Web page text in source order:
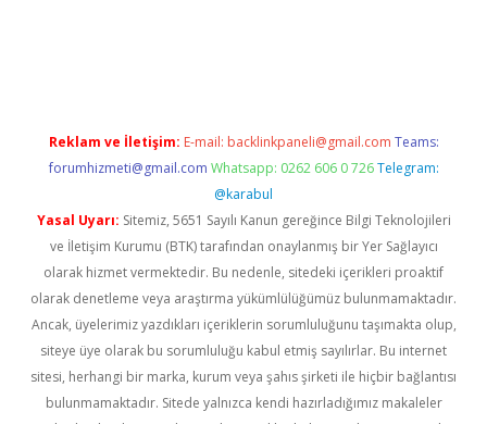
Reklam ve İletişim: E-mail: backlinkpaneli@gmail.com Teams:
forumhizmeti@gmail.com Whatsapp: 0262 606 0 726 Telegram:
@karabul
Yasal Uyarı: Sitemiz, 5651 Sayılı Kanun gereğince Bilgi Teknolojileri
ve İletişim Kurumu (BTK) tarafından onaylanmış bir Yer Sağlayıcı
olarak hizmet vermektedir. Bu nedenle, sitedeki içerikleri proaktif
olarak denetleme veya araştırma yükümlülüğümüz bulunmamaktadır.
Ancak, üyelerimiz yazdıkları içeriklerin sorumluluğunu taşımakta olup,
siteye üye olarak bu sorumluluğu kabul etmiş sayılırlar. Bu internet
sitesi, herhangi bir marka, kurum veya şahıs şirketi ile hiçbir bağlantısı
bulunmamaktadır. Sitede yalnızca kendi hazırladığımız makaleler